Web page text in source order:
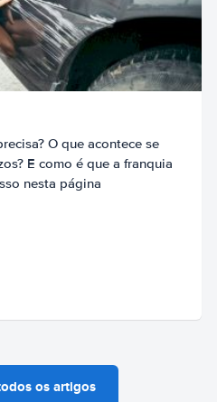
O que acontece se
E como é que a franquia
nesta página
os artigos